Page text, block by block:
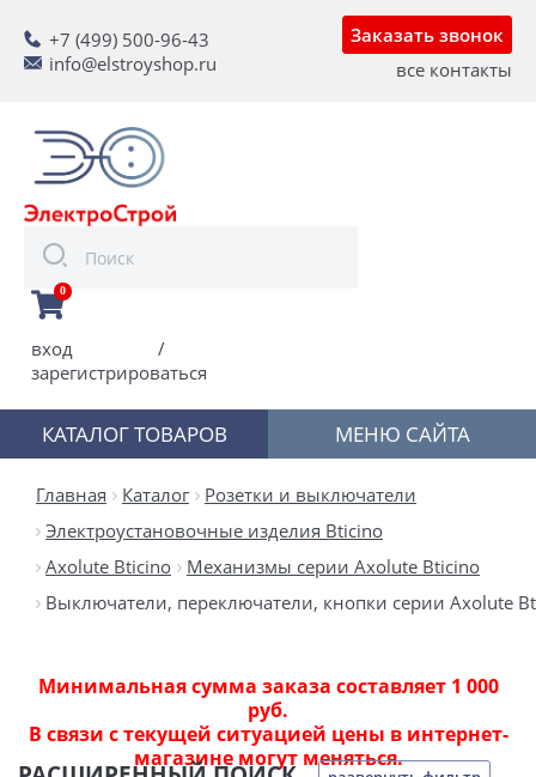
+7 (499) 500-96-43
info@elstroyshop.ru
Заказать звонок
все контакты
0
вход
/
зарегистрироваться
КАТАЛОГ ТОВАРОВ МЕНЮ САЙТА
Главная Каталог
Розетки и выключатели
Электроустановочные изделия Bticino
Axolute Bticino
Механизмы серии Axolute Bticino
Выключатели, переключатели, кнопки серии Axolute
Минимальная сумма заказа составляет 1 000
руб.
В связи с текущей ситуацией цены в интернет-
магазине могут меняться.